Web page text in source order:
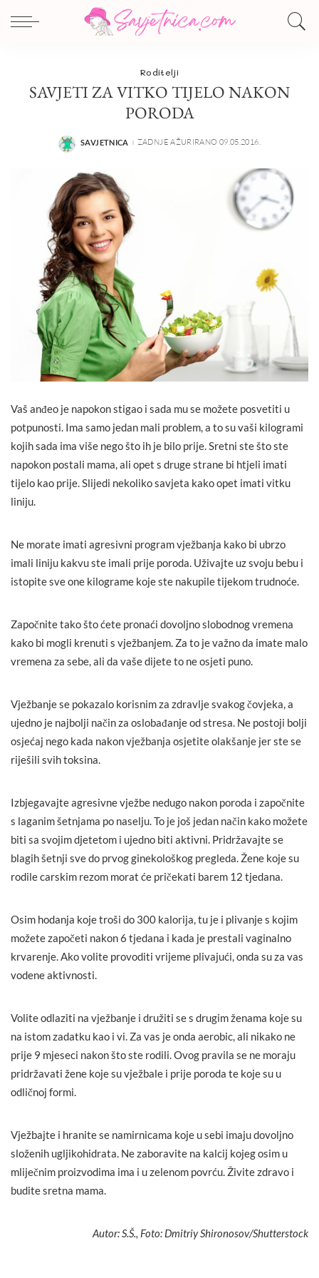
Roditelji
SAVJETI ZA VITKO TIJELO NAKON
PORODA
POSTED
SAVJETNICA ZADNJE AŽURIRANO 09.05.2016.
Vaš anđeo je napokon stigao i sada mu se možete posvetiti u
potpunosti. Ima samo jedan mali problem, a to su vaši kilogrami
kojih sada ima više nego što ih je bilo prije. Sretni ste što ste
napokon postali mama, ali opet s druge strane bi htjeli imati
tijelo kao prije. Slijedi nekoliko savjeta kako opet imati vitku
liniju.
Ne morate imati agresivni program vježbanja kako bi ubrzo
imali liniju kakvu ste imali prije poroda. Uživajte uz svoju bebu i
istopite sve one kilograme koje ste nakupile tijekom trudnoće.
Započnite tako što ćete pronaći dovoljno slobodnog vremena
kako bi mogli krenuti s vježbanjem. Za to je važno da imate malo
vremena za sebe, ali da vaše dijete to ne osjeti puno.
Vježbanje se pokazalo korisnim za zdravlje svakog čovjeka, a
ujedno je najbolji način za oslobađanje od stresa. Ne postoji bolji
osjećaj nego kada nakon vježbanja osjetite olakšanje jer ste se
riješili svih toksina.
Izbjegavajte agresivne vježbe nedugo nakon poroda i započnite
s laganim šetnjama po naselju. To je još jedan način kako možete
biti sa svojim djetetom i ujedno biti aktivni. Pridržavajte se
blagih šetnji sve do prvog ginekološkog pregleda. Žene koje su
rodile carskim rezom morat će pričekati barem 12 tjedana.
Osim hodanja koje troši do 300 kalorija, tu je i plivanje s kojim
možete započeti nakon 6 tjedana i kada je prestali vaginalno
krvarenje. Ako volite provoditi vrijeme plivajući, onda su za vas
vodene aktivnosti.
Volite odlaziti na vježbanje i družiti se s drugim ženama koje su
na istom zadatku kao i vi. Za vas je onda aerobic, ali nikako ne
prije 9 mjeseci nakon što ste rodili. Ovog pravila se ne moraju
pridržavati žene koje su vježbale i prije poroda te koje su u
odličnoj formi.
Vježbajte i hranite se namirnicama koje u sebi imaju dovoljno
složenih ugljikohidrata. Ne zaboravite na kalcij kojeg osim u
mliječnim proizvodima ima i u zelenom povrću. Živite zdravo i
budite sretna mama.
Autor: S.Š., Foto: Dmitriy Shironosov/Shutterstock